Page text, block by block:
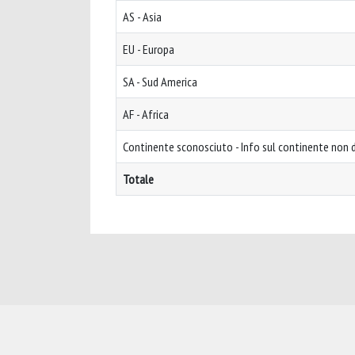
AS - Asia
EU - Europa
SA - Sud America
AF - Africa
Continente sconosciuto - Info sul continente non
Totale